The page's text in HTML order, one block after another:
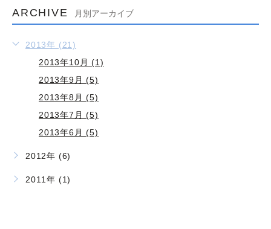
ARCHIVE 月別アーカイブ
2013年 (21)
2013年10月 (1)
2013年9月 (5)
2013年8月 (5)
2013年7月 (5)
2013年6月 (5)
2012年 (6)
2011年 (1)